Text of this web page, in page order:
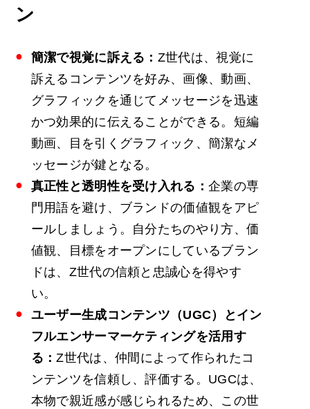
ン
簡潔で視覚に訴える： Z世代は、視覚に
訴えるコンテンツを好み、画像、動画、
グラフィックを通じてメッセージを迅速
かつ効果的に伝えることができる。短編
動画、目を引くグラフィック、簡潔なメ
ッセージが鍵となる。
真正性と透明性を受け入れる： 企業の専
門用語を避け、ブランドの価値観をアピ
ールしましょう。自分たちのやり方、価
値観、目標をオープンにしているブラン
ドは、Z世代の信頼と忠誠心を得やす
い。
ユーザー生成コンテンツ（UGC）とイン
フルエンサーマーケティングを活用す
る：Z世代は、仲間によって作られたコ
ンテンツを信頼し、評価する。UGCは、
本物で親近感が感じられるため、この世